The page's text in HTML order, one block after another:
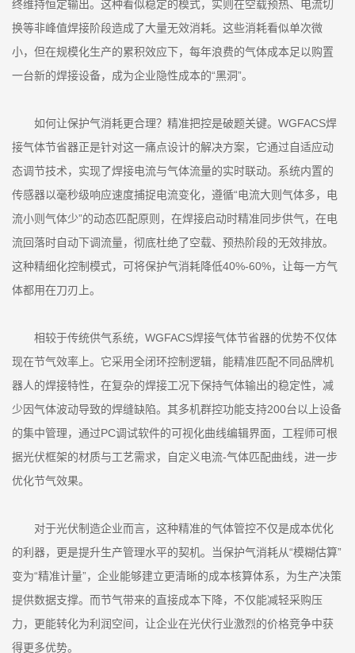
终维持恒定输出。这种看似稳定的模式，实则在空载预热、电流切
换等非峰值焊接阶段造成了大量无效消耗。这些消耗看似单次微
小，但在规模化生产的累积效应下，每年浪费的气体成本足以购置
一台新的焊接设备，成为企业隐性成本的“黑洞”。
如何让保护气消耗更合理？精准把控是破题关键。WGFACS焊
接气体节省器正是针对这一痛点设计的解决方案，它通过自适应动
态调节技术，实现了焊接电流与气体流量的实时联动。系统内置的
传感器以毫秒级响应速度捕捉电流变化，遵循“电流大则气体多，电
流小则气体少”的动态匹配原则，在焊接启动时精准同步供气，在电
流回落时自动下调流量，彻底杜绝了空载、预热阶段的无效排放。
这种精细化控制模式，可将保护气消耗降低40%-60%，让每一方气
体都用在刀刃上。
相较于传统供气系统，WGFACS焊接气体节省器的优势不仅体
现在节气效率上。它采用全闭环控制逻辑，能精准匹配不同品牌机
器人的焊接特性，在复杂的焊接工况下保持气体输出的稳定性，减
少因气体波动导致的焊缝缺陷。其多机群控功能支持200台以上设备
的集中管理，通过PC调试软件的可视化曲线编辑界面，工程师可根
据光伏框架的材质与工艺需求，自定义电流-气体匹配曲线，进一步
优化节气效果。
对于光伏制造企业而言，这种精准的气体管控不仅是成本优化
的利器，更是提升生产管理水平的契机。当保护气消耗从“模糊估算”
变为“精准计量”，企业能够建立更清晰的成本核算体系，为生产决策
提供数据支撑。而节气带来的直接成本下降，不仅能减轻采购压
力，更能转化为利润空间，让企业在光伏行业激烈的价格竞争中获
得更多优势。